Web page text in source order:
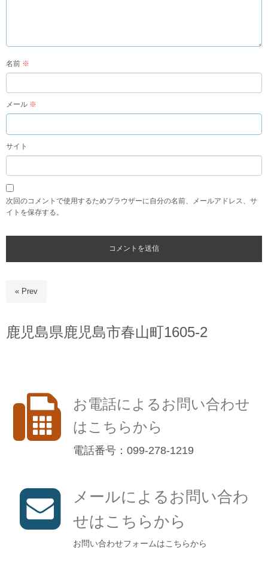
名前 ※
メール ※
サイト
次回のコメントで使用するためブラウザーに自分の名前、メールアドレス、サ
イトを保存する。
« Prev
鹿児島県鹿児島市春山町1605-2
お電話によるお問い合わせ
はこちらから
電話番号：099-278-1219
メールによるお問い合わ
せはこちらから
お問い合わせフォームはこちらから